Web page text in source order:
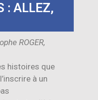
: ALLEZ,
ROGER,
histoires que
à un